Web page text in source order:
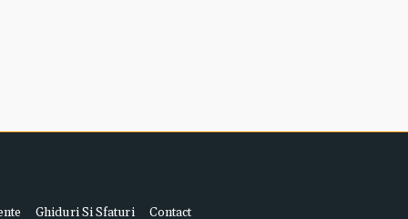
Ghiduri Si Sfaturi Contact